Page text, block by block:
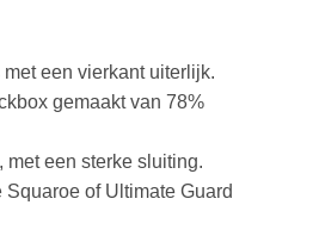
een vierkant uiterlijk.
gemaakt van 78%
een sterke sluiting.
of Ultimate Guard